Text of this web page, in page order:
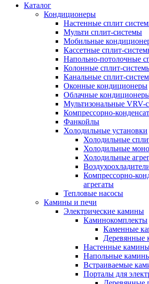
Каталог
Кондиционеры
Настенные сплит
Мульти сплит-системы
Мобильные
Кассетные сплит-
Напольно-потолочные
Колонные сплит-
Канальные сплит-
Оконные кондиционеры
Облачные
Мультизональные VRV-
Компрессорно-
Фанкойлы
Холодильные установки
Холодильные
Холодильные
Холодильные
Компрессорно-
агрегаты
Тепловые насосы
Камины и печи
Электрические камины
Каминокомплекты
Каменные
Деревянные
Настенные
Напольные
Встраиваемые
Порталы для